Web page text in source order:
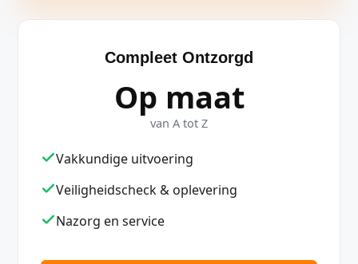
Compleet Ontzorgd
Op maat
van A tot Z
Vakkundige uitvoering
Veiligheidscheck & oplevering
Nazorg en service